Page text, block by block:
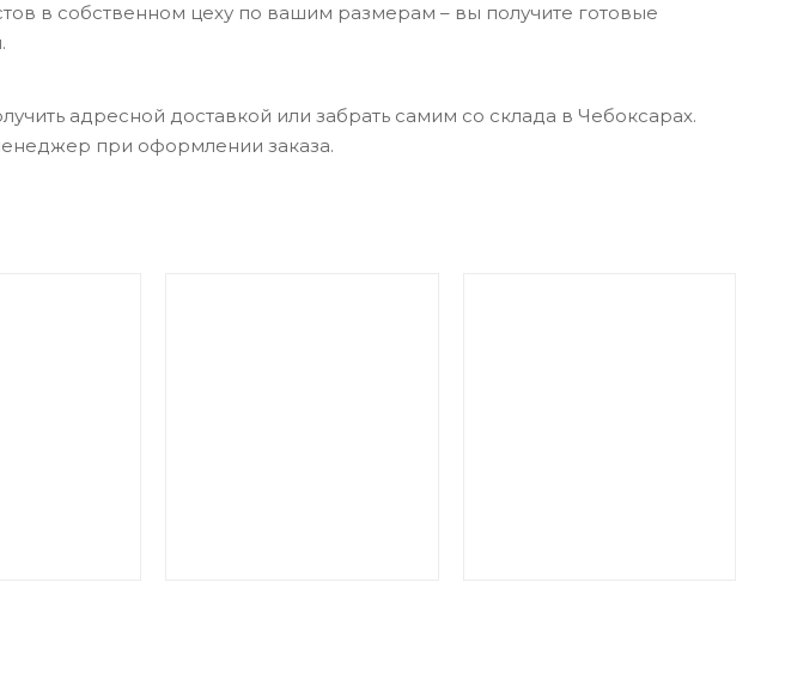
в собственном цеху по вашим размерам – вы получите готовые
адресной доставкой или забрать самим со склада в Чебоксарах.
при оформлении заказа.